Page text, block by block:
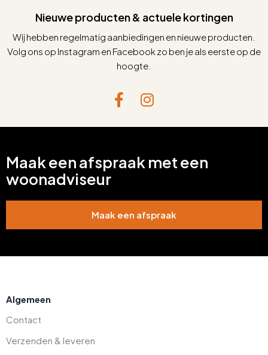
Nieuwe producten & actuele kortingen
Wij hebben regelmatig aanbiedingen en nieuwe producten.
Volg ons op Instagram en Facebook zo ben je als eerste op de
hoogte.
Maak een afspraak met een
woonadviseur
Maak een afspraak
Algemeen
Contact
Verzenden & leveren